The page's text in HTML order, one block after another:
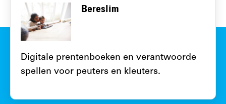
Bereslim
Digitale prentenboeken en verantwoorde
spellen voor peuters en kleuters.